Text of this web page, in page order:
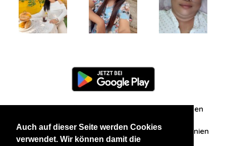
Auch auf dieser Seite werden Cookies
verwendet. Wir können damit die
Zuschriften/Erfahrungen
Datenschutzerklärung AGB Datenschutzrichtlinien